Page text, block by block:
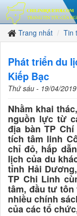
Trang nhất Tin
Phát triển du
Kiếp Bạc
Thứ sáu - 19/04/
Nhằm khai
nguồn lực từ
địa bàn TP
tích tâm linh
chỉ đỏ, hấp
lịch của du
tỉnh Hải
TP Chi Linh
tâm, đầu tư
nhiều chính
của các tổ